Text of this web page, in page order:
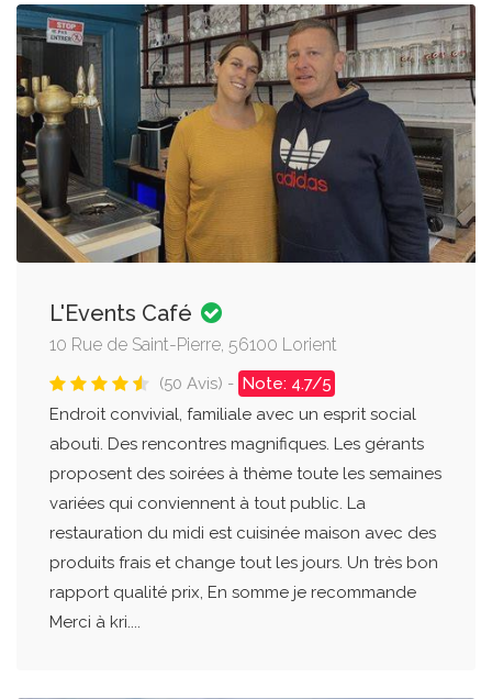
L'Events Café
10 Rue de Saint-Pierre, 56100 Lorient
(50 Avis) - Note: 4.7/5
Endroit convivial, familiale avec un esprit social
abouti. Des rencontres magnifiques. Les gérants
proposent des soirées à thème toute les semaines
variées qui conviennent à tout public. La
restauration du midi est cuisinée maison avec des
produits frais et change tout les jours. Un très bon
rapport qualité prix, En somme je recommande
Merci à kri....